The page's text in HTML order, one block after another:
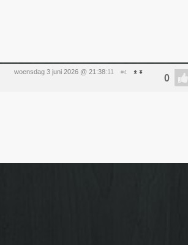
woensdag 3 juni 2026 @ 21:38:11 #4